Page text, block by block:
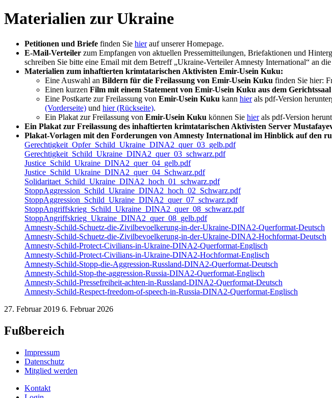
Materialien zur Ukraine
Petitionen und Briefe finden Sie hierauf unserer Homepage.
E-Mail-Verteiler zum Empfangen von aktuellen Pressemitteilungen, Briefaktionen und
schreiben Sie bitte eine Email mit dem Betreff „Ukraine-Verteiler Amnesty International“ an die
Materialien zum inhaftierten krimtatarischen Aktivisten Emir-Usein Kuku:
Eine Auswahl an Bildern für die Freilassung von Emir-Usein Kuku finden Sie hier:
Einen kurzen Film mit einem Statement von Emir-Usein Kuku aus dem Gerichtssaal
Eine Postkarte zur Freilassung von Emir-Usein Kuku kann hierals pdf-Version
(Vorderseite) und hier (Rückseite).
Ein Plakat zur Freilassung von Emir-Usein Kuku können Sie hierals pdf-Version
Ein Plakat zur Freilassung des inhaftierten krimtatarischen Aktivisten Server
Plakat-Vorlagen mit den Forderungen von Amnesty International im Hinblick auf den
Gerechtigkeit_Opfer_Schild_Ukraine_DINA2_quer_03_gelb.pdf
Gerechtigkeit_Schild_Ukraine_DINA2_quer_03_schwarz.pdf
Justice_Schild_Ukraine_DINA2_quer_04_gelb.pdf
Justice_Schild_Ukraine_DINA2_quer_04_Schwarz.pdf
Solidaritaet_Schild_Ukraine_DINA2_hoch_01_schwarz.pdf
StoppAggression_Schild_Ukraine_DINA2_hoch_02_Schwarz.pdf
StoppAggression_Schild_Ukraine_DINA2_quer_07_schwarz.pdf
StoppAngriffskrieg_Schild_Ukraine_DINA2_quer_08_schwarz.pdf
StoppAngriffskrieg_Ukraine_DINA2_quer_08_gelb.pdf
Amnesty-Schild-Schuetz-die-Zivilbevoelkerung-in-der-Ukraine-DINA2-Querformat-Deutsch
Amnesty-Schild-Schuetz-die-Zivilbevoelkerung-in-der-Ukraine-DINA2-Hochformat-Deutsch
Amnesty-Schild-Protect-Civilians-in-Ukraine-DINA2-Querformat-Englisch
Amnesty-Schild-Protect-Civilians-in-Ukraine-DINA2-Hochformat-Englisch
Amnesty-Schild-Stopp-die-Aggression-Russland-DINA2-Querformat-Deutsch
Amnesty-Schild-Stop-the-aggression-Russia-DINA2-Querformat-Englisch
Amnesty-Schild-Pressefreiheit-achten-in-Russland-DINA2-Querformat-Deutsch
Amnesty-Schild-Respect-freedom-of-speech-in-Russia-DINA2-Querformat-Englisch
27. Februar 2019 6. Februar 2026
Fußbereich
Impressum
Datenschutz
Mitglied werden
Kontakt